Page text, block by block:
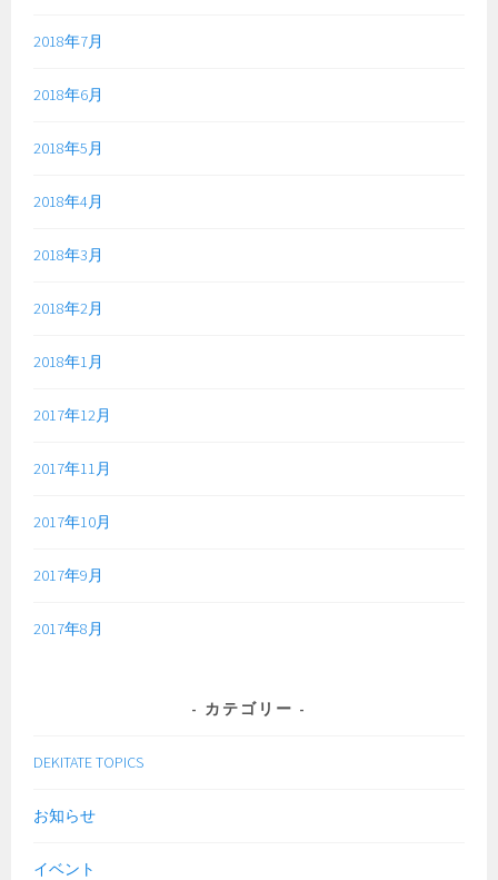
2018年7月
2018年6月
2018年5月
2018年4月
2018年3月
2018年2月
2018年1月
2017年12月
2017年11月
2017年10月
2017年9月
2017年8月
カテゴリー
DEKITATE TOPICS
お知らせ
イベント